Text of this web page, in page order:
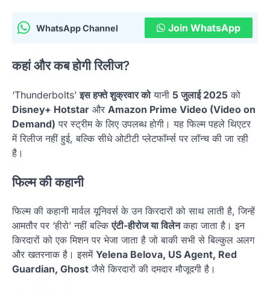
WhatsApp Channel Join WhatsApp
कहां और कब होगी रिलीज?
‘Thunderbolts’इस हफ्ते शुक्रवार कोयानी 5 जुलाई 2025 को
Disney+ Hotstar और Amazon Prime Video (Video on
Demand) पर स्ट्रीम के लिए उपलब्ध होगी। यह फिल्म पहले थिएटर
में रिलीज नहीं हुई, बल्कि सीधे ओटीटी प्लेटफॉर्म्स पर लॉन्च की जा रही
है।
फिल्म की कहानी
फिल्म की कहानी मार्वल यूनिवर्स के उन किरदारों को साथ लाती है, जिन्हें
आमतौर पर ‘हीरो’ नहीं बल्किएंटी-हीरोज या विलेनकहा जाता है। इन
किरदारों को एक मिशन पर भेजा जाता है जो बाकी सभी से बिल्कुल अलग
और खतरनाक है। इसमें Yelena Belova, US Agent, Red
Guardian, Ghost जैसे किरदारों की दमदार मौजूदगी है।